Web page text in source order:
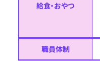
給食・おやつ
職員体制